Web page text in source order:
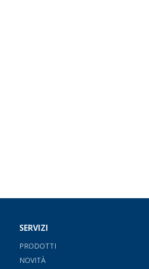
SERVIZI
PRODOTTI
NOVITÀ